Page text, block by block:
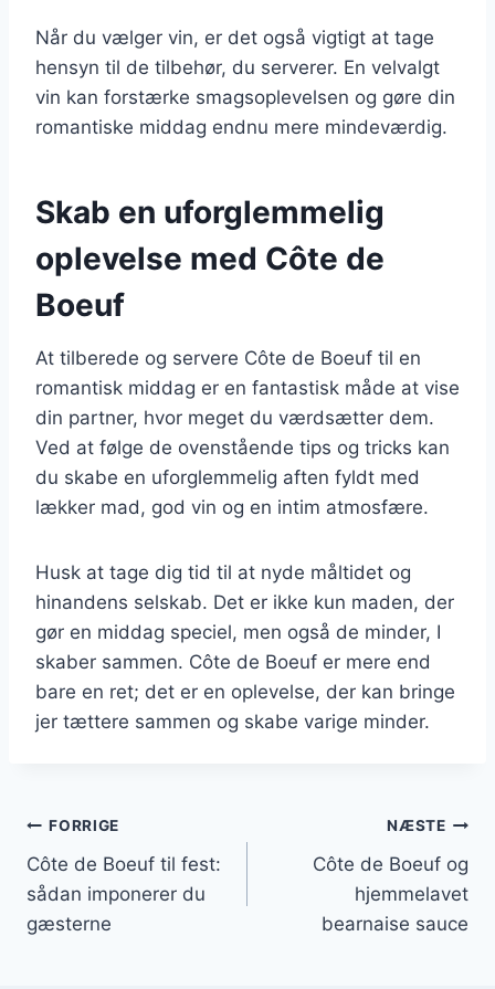
Når du vælger vin, er det også vigtigt at tage
hensyn til de tilbehør, du serverer. En velvalgt
vin kan forstærke smagsoplevelsen og gøre din
romantiske middag endnu mere mindeværdig.
Skab en uforglemmelig
oplevelse med Côte de
Boeuf
At tilberede og servere Côte de Boeuf til en
romantisk middag er en fantastisk måde at vise
din partner, hvor meget du værdsætter dem.
Ved at følge de ovenstående tips og tricks kan
du skabe en uforglemmelig aften fyldt med
lækker mad, god vin og en intim atmosfære.
Husk at tage dig tid til at nyde måltidet og
hinandens selskab. Det er ikke kun maden, der
gør en middag speciel, men også de minder, I
skaber sammen. Côte de Boeuf er mere end
bare en ret; det er en oplevelse, der kan bringe
jer tættere sammen og skabe varige minder.
Indlægsnavigation
FORRIGE
Côte de Boeuf til fest:
sådan imponerer du
gæsterne
NÆSTE
Côte de Boeuf og
hjemmelavet
bearnaise sauce